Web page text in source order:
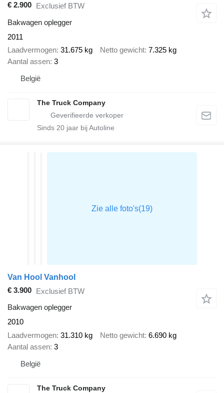
€ 2.900 Exclusief BTW
Bakwagen oplegger
2011
Laadvermogen 31.675 kg Netto gewicht 7.325 kg
Aantal assen 3
België
The Truck Company
Sinds 20 jaar bij Autoline
Van Hool Vanhool
€ 3.900 Exclusief BTW
Bakwagen oplegger
2010
Laadvermogen 31.310 kg Netto gewicht 6.690 kg
Aantal assen 3
België
The Truck Company